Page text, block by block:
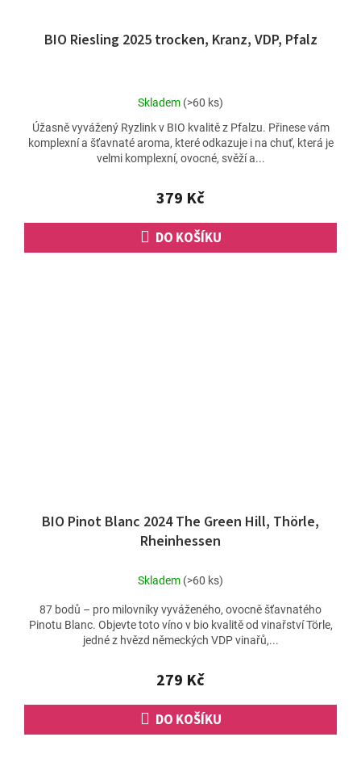
BIO Riesling 2025 trocken, Kranz, VDP, Pfalz
Průměrné
produktu
je
5,0
5
hvězdiček.
Skladem (>60 ks)
379 Kč
DO KOŠÍKU
Úžasně vyvážený Ryzlink v BIO kvalitě z Pfalzu. Přinese vám
komplexní a šťavnaté aroma, které odkazuje i na chuť, která je
velmi komplexní, ovocné, svěží a...
BIO Pinot Blanc 2024 The Green Hill, Thörle,
Rheinhessen
Skladem (>60 ks)
279 Kč
DO KOŠÍKU
87 bodů – pro milovníky vyváženého, ovocně šťavnatého
Pinotu Blanc. Objevte toto víno v bio kvalitě od vinařství Törle,
jedné z hvězd německých VDP vinařů,...